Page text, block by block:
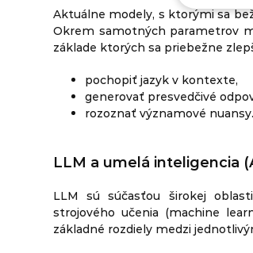
Aktuálne modely, s ktorými sa
Okrem samotných parametrov
základe ktorých sa priebežne
pochopiť jazyk v kontexte,
generovať presvedčivé
rozoznať významové nuansy.
LLM a umelá inteligencia
LLM sú súčasťou širokej
strojového učenia (machine
základné rozdiely medzi